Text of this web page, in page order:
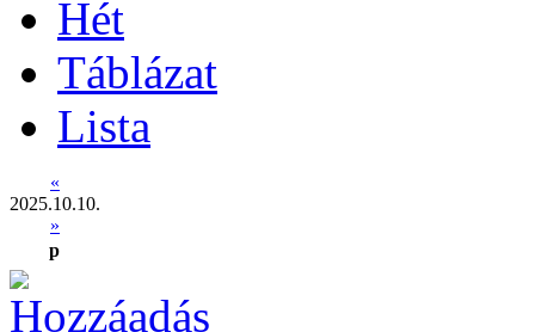
Hét
Táblázat
Lista
«
2025.10.10.
»
p